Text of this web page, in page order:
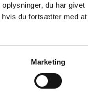
du har givet
hvis du fortsætter med at
Marketing